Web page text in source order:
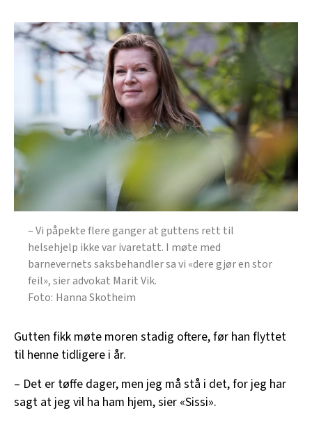
– Vi påpekte flere ganger at guttens rett til
helsehjelp ikke var ivaretatt. I møte med
barnevernets saksbehandler sa vi «dere gjør en stor
feil», sier advokat Marit Vik.
Hanna Skotheim
Gutten fikk møte moren stadig oftere, før han flyttet
til henne tidligere i år.
– Det er tøffe dager, men jeg må stå i det, for jeg har
sagt at jeg vil ha ham hjem, sier «Sissi».